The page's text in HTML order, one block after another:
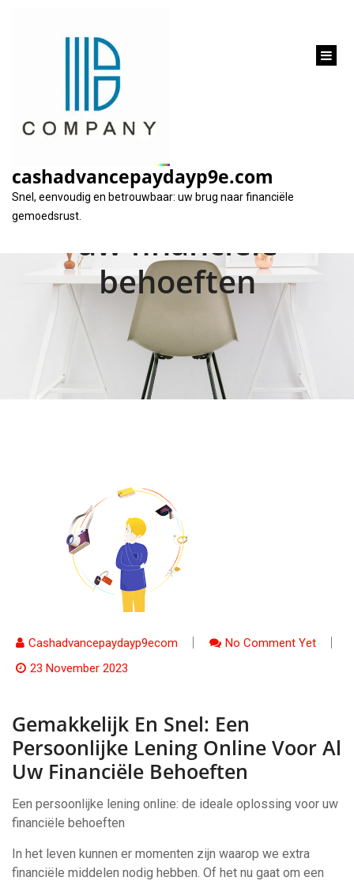
cashadvancepaydayp9e.com
Snel, eenvoudig en betrouwbaar: uw brug naar financiële
gemoedsrust.
Gemakkelijk en snel:
Een persoonlijke
lening online voor al
uw financiële
behoeften
Cashadvancepaydayp9ecom
No Comment Yet
23 November 2023
Gemakkelijk En Snel: Een
Persoonlijke Lening Online Voor Al
Uw Financiële Behoeften
Een persoonlijke lening online: de ideale oplossing voor uw
financiële behoeften
In het leven kunnen er momenten zijn waarop we extra
financiële middelen nodig hebben. Of het nu gaat om een